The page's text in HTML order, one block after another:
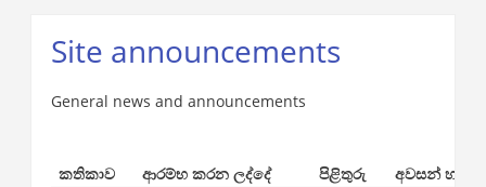
Site announcements
General news and announcements
කතිකාව ආරම්භ කරන ලද්දේ පිළිතුරු
අවසන් හසුන